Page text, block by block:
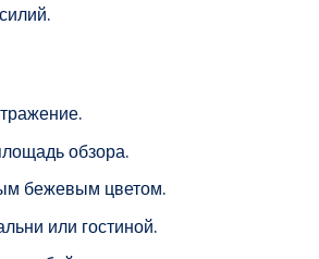
обзора.
бежевым цветом.
или гостиной.